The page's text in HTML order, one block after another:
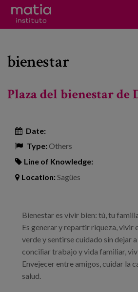
Research
Technical consulting and advice
Training
Press
Work with us
bienestar
Plaza del bienestar de
Date:
Type:Others
Line of Knowledge:
Location:Sagües
Bienestar es vivir bien: tú, tu
Es generar y repartir riqueza, vivir
verde y sentirse cuidado sin dejar a
conciliar trabajo y vida familiar,
Envejecer entre amigos, cuidar la
salud.